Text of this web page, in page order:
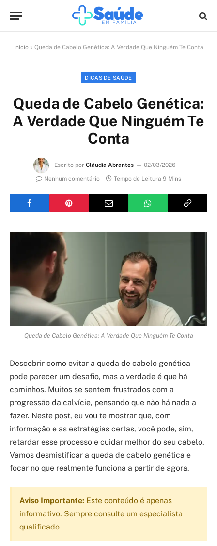
Início » Queda de Cabelo Genética: A Verdade Que Ninguém Te Conta
DICAS DE SAÚDE
Queda de Cabelo Genética:
A Verdade Que Ninguém Te
Conta
Escrito por Cláudia Abrantes
02/03/2026
Nenhum comentário
Tempo de Leitura 9 Mins
Queda de Cabelo Genética: A Verdade Que Ninguém Te Conta
Descobrir como evitar a queda de cabelo genética
pode parecer um desafio, mas a verdade é que há
caminhos. Muitos se sentem frustrados com a
progressão da calvície, pensando que não há nada a
fazer. Neste post, eu vou te mostrar que, com
informação e as estratégias certas, você pode, sim,
retardar esse processo e cuidar melhor do seu cabelo.
Vamos desmistificar a queda de cabelo genética e
focar no que realmente funciona a partir de agora.
Aviso Importante: Este conteúdo é apenas
informativo. Sempre consulte um especialista
qualificado.